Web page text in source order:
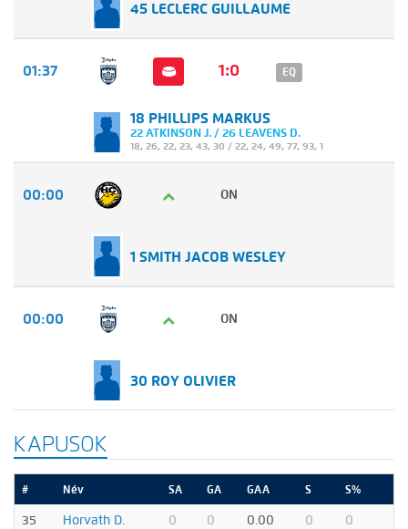
45 LECLERC GUILLAUME
01:37 1:0 EQ
18 PHILLIPS MARKUS
22 ATKINSON J. / 26 LEAVENS D.
18, 26, 22, 23, 43, 30 / 22, 24, 49, 77, 93, 1
00:00 ON
1 SMITH JACOB WESLEY
00:00 ON
30 ROY OLIVIER
KAPUSOK
# Név SA GA GAA S S%
35 Horvath D. 0 0 0.00 0 0